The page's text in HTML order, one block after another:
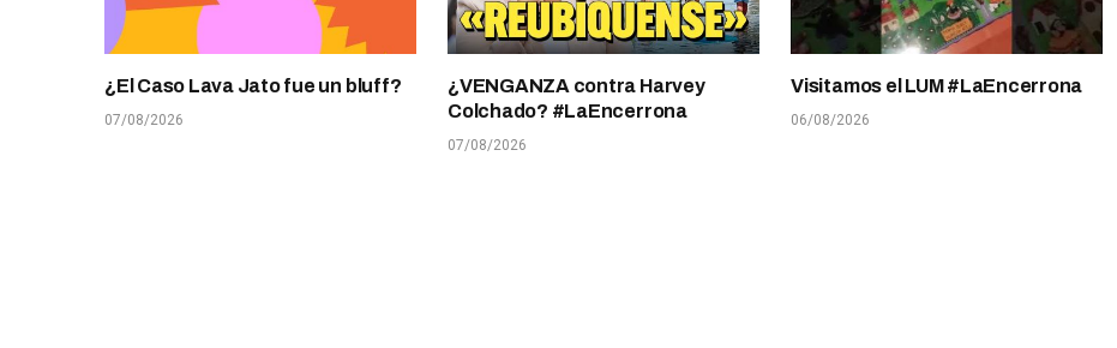
¿El Caso Lava Jato fue un bluff?
07/08/2026
¿VENGANZA contra Harvey
Colchado? #LaEncerrona
07/08/2026
Visitamos el LUM #LaEncerrona
06/08/2026